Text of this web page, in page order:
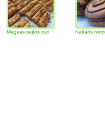
sajtos rúd Kakaós néró